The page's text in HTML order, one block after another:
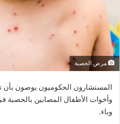
مرض الحصبة
المستشارون الحكوميون يوصون بأن
وأخوات الأطفال المصابين
وباء.